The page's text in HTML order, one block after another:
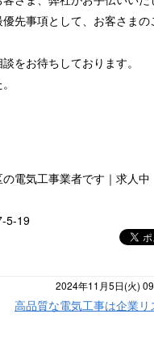
先事項として、お客さま
をお待ちしております。
電気工事業者です｜求人中
5-19
2024年11月5日(火)
高品質な電気工事は企業